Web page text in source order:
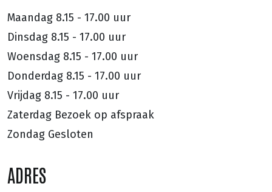
Maandag 8.15 - 17.00 uur
Dinsdag 8.15 - 17.00 uur
Woensdag 8.15 - 17.00 uur
Donderdag 8.15 - 17.00 uur
Vrijdag 8.15 - 17.00 uur
Zaterdag Bezoek op afspraak
Zondag Gesloten
ADRES